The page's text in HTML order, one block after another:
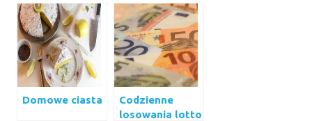
Domowe ciasta
Codzienne
losowania lotto